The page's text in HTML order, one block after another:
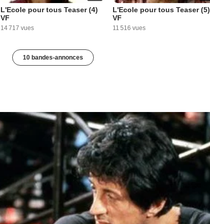
L'Ecole pour tous Teaser (4)
VF
14 717 vues
L'Ecole pour tous Teaser (5)
VF
11 516 vues
10 bandes-annonces